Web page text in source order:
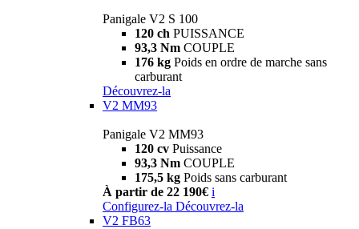
Panigale V2 S 100
120 ch PUISSANCE
93,3 Nm COUPLE
176 kg Poids en ordre de marche sans
carburant
Découvrez-la
V2 MM93
Panigale V2 MM93
120 cv Puissance
93,3 Nm COUPLE
175,5 kg Poids sans carburant
À partir de 22 190€ i
Configurez-la Découvrez-la
V2 FB63